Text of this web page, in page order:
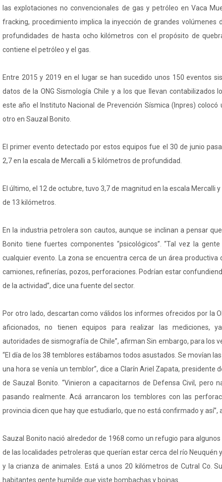
las explotaciones no convencionales de gas y petróleo en Vaca
fracking, procedimiento implica la inyección de grandes volúmenes
profundidades de hasta ocho kilómetros con el propósito de
contiene el petróleo y el gas.
Entre 2015 y 2019 en el lugar se han sucedido unos 150 eventos
datos de la ONG Sismología Chile y a los que llevan contabilizados
este año el Instituto Nacional de Prevención Sísmica (Inpres)
otro en Sauzal Bonito.
El primer evento detectado por estos equipos fue el 30 de junio
2,7 en la escala de Mercalli a 5 kilómetros de profundidad.
El último, el 12 de octubre, tuvo 3,7 de magnitud en la escala Mercalli
de 13 kilómetros.
En la industria petrolera son cautos, aunque se inclinan a pensar
Bonito tiene fuertes componentes “psicológicos”. “Tal vez la
cualquier evento. La zona se encuentra cerca de un área productiva
camiones, refinerías, pozos, perforaciones. Podrían estar
de la actividad”, dice una fuente del sector.
Por otro lado, descartan como válidos los informes ofrecidos por la
aficionados, no tienen equipos para realizar las mediciones,
autoridades de sismografía de Chile”, afirman Sin embargo, para los
“El día de los 38 temblores estábamos todos asustados. Se movían
una hora se venía un temblor”, dice a Clarín Ariel Zapata, presidente
de Sauzal Bonito. “Vinieron a capacitarnos de Defensa Civil, pero
pasando realmente. Acá arrancaron los temblores con las
provincia dicen que hay que estudiarlo, que no está confirmado y así”,
Sauzal Bonito nació alrededor de 1968 como un refugio para
de las localidades petroleras que querían estar cerca del río Neuquén
y la crianza de animales. Está a unos 20 kilómetros de Cutral Co.
habitantes gente humilde que viste bombachas y boinas.